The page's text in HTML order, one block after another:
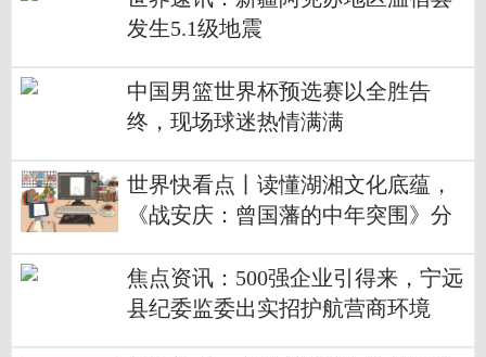
发生5.1级地震
中国男篮世界杯预选赛以全胜告
终，现场球迷热情满满
世界快看点丨读懂湖湘文化底蕴，
《战安庆：曾国藩的中年突围》分
焦点资讯：500强企业引得来，宁远
县纪委监委出实招护航营商环境